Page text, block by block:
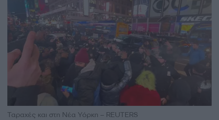
Ταραχές και στη Νέα Υόρκη – REUTERS